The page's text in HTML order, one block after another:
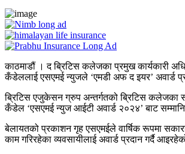
काठमाडौं । द ब्रिटिस कलेजका प्रमुख कार्यकारी
कँडेललाई एसएमई न्युजले ‘एमडी अफ द इयर’ अवार्ड
ब्रिटिस एजुकेसन ग्रुप अन्तर्गतको ब्रिटिस कलेजका
कँडेल ‘एसएमई न्युज आईटी अवार्ड २०२४’ बाट
बेलायतको प्रकाशन गृह एसएमईले वार्षिक रूपमा
काम गरिरहेका व्यवसायीलाई अवार्ड प्रदान गर्दै